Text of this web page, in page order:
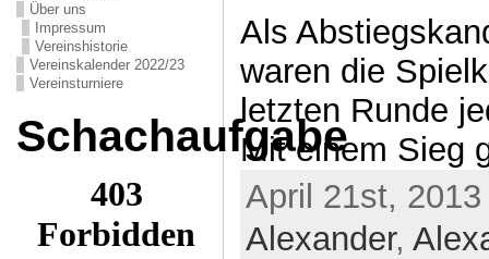
Über uns
Impressum
Vereinshistorie
Vereinskalender 2022/23
Vereinsturniere
Schachaufgabe
Als
waren die
letzten Runde
Mit einem Sieg
April 21st,
Alexander,